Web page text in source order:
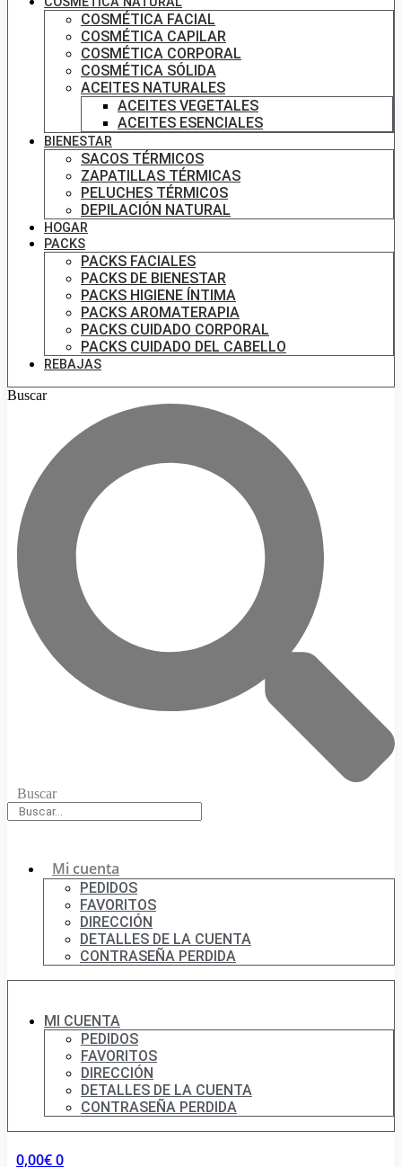
COSMÉTICA FACIAL
COSMÉTICA CAPILAR
COSMÉTICA CORPORAL
COSMÉTICA SÓLIDA
ACEITES NATURALES
ACEITES VEGETALES
ACEITES ESENCIALES
BIENESTAR
SACOS TÉRMICOS
ZAPATILLAS TÉRMICAS
PELUCHES TÉRMICOS
DEPILACIÓN NATURAL
HOGAR
PACKS
PACKS FACIALES
PACKS DE BIENESTAR
PACKS HIGIENE ÍNTIMA
PACKS AROMATERAPIA
PACKS CUIDADO CORPORAL
PACKS CUIDADO DEL CABELLO
REBAJAS
Buscar
Buscar
Mi cuenta
PEDIDOS
FAVORITOS
DIRECCIÓN
DETALLES DE LA CUENTA
CONTRASEÑA PERDIDA
MI CUENTA
PEDIDOS
FAVORITOS
DIRECCIÓN
DETALLES DE LA CUENTA
CONTRASEÑA PERDIDA
0,00€0